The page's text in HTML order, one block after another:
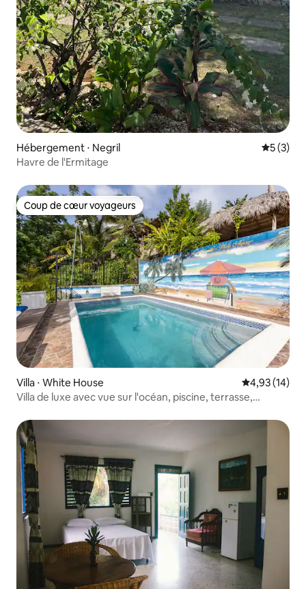
Hébergement ⋅ Negril
5 (3)
Havre de l'Ermitage
Coup de cœur voyageurs
Coup de cœur voyageurs
Villa ⋅ White House Évaluation
4,93 (14)
Villa de luxe avec vue sur l'océan, piscine, terrasse,